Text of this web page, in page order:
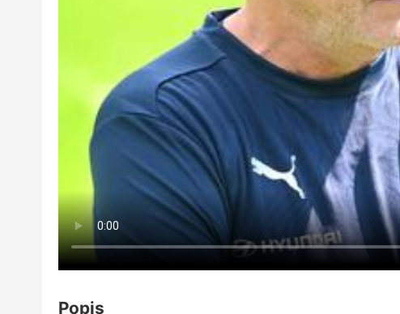
Popis